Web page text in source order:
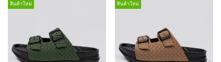
สินค้าใหม่ สินค้าใหม่